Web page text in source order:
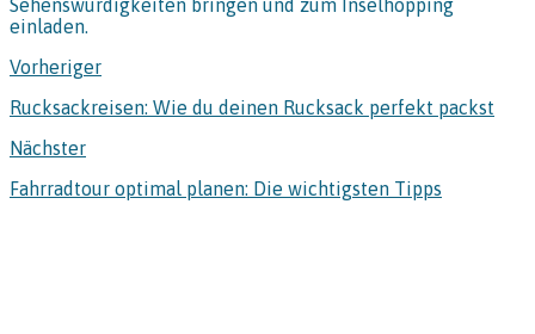
Sehenswürdigkeiten bringen und zum Inselhopping
einladen.
Vorheriger
Rucksackreisen: Wie du deinen Rucksack perfekt packst
Nächster
Fahrradtour optimal planen: Die wichtigsten Tipps